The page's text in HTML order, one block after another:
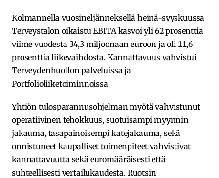
Kolmannella vuosineljänneksellä heinä-syyskuussa
Terveystalon oikaistu EBITA kasvoi yli 62 prosenttia
viime vuodesta 34,3 miljoonaan euroon ja oli 11,6
prosenttia liikevaihdosta. Kannattavuus vahvistui
Terveydenhuollon palveluissa ja
Portfolioliiketoiminnoissa.
Yhtiön tulosparannusohjelman myötä vahvistunut
operatiivinen tehokkuus, suotuisampi myynnin
jakauma, tasapainoisempi katejakauma, sekä
onnistuneet kaupalliset toimenpiteet vahvistivat
kannattavuutta sekä euromääräisesti että
suhteellisesti vertailukaudesta. Ruotsin